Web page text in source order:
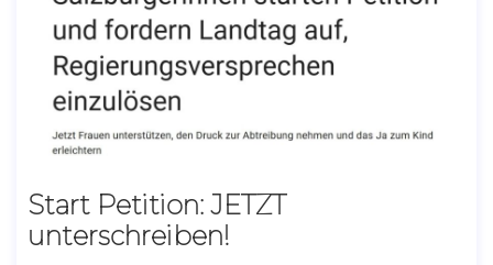
Start Petition: JETZT
unterschreiben!